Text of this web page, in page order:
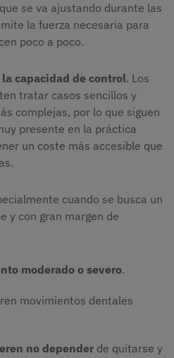
se va ajustando durante las
la fuerza necesaria para
poco a poco.
capacidad de control. Los
tratar casos sencillos y
complejas, por lo que siguen
presente en la práctica
un coste más accesible que
cuando se busca un
y con gran margen de
moderado o severo.
movimientos dentales
no depender de quitarse y